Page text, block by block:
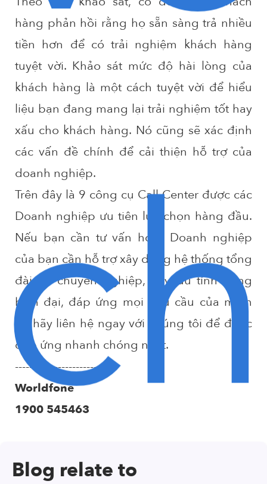
hàng phản hồi rằng họ sẵn sàng trả nhiều
tiền hơn để có trải nghiệm khách hàng
tuyệt vời. Khảo sát mức độ hài lòng của
khách hàng là một cách tuyệt vời để hiểu
liệu bạn đang mang lại trải nghiệm tốt hay
xấu cho khách hàng. Nó cũng sẽ xác định
các vấn đề chính để cải thiện hỗ trợ của
doanh nghiệp.
Trên đây là 9 công cụ Call Center được các
Doanh nghiệp ưu tiên lựa chọn hàng đầu.
Nếu bạn cần tư vấn hoặc Doanh nghiệp
của bạn cần hỗ trợ xây dựng hệ thống tổng
đài ảo chuyên nghiệp, đầy đủ tính năng
hiện đại, đáp ứng mọi nhu cầu của mình
thì hãy liên hệ ngay với chúng tôi để được
đáp ứng nhanh chóng nhất.
-------------------------
Worldfone
1900 545463
Blog relate to